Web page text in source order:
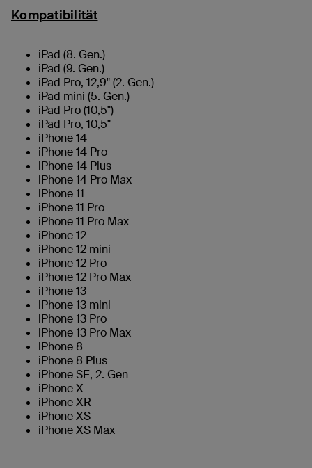
Kompatibilität
iPad (8. Gen.)
iPad (9. Gen.)
iPad Pro, 12,9" (2. Gen.)
iPad mini (5. Gen.)
iPad Pro (10,5")
iPad Pro, 10,5"
iPhone 14
iPhone 14 Pro
iPhone 14 Plus
iPhone 14 Pro Max
iPhone 11
iPhone 11 Pro
iPhone 11 Pro Max
iPhone 12
iPhone 12 mini
iPhone 12 Pro
iPhone 12 Pro Max
iPhone 13
iPhone 13 mini
iPhone 13 Pro
iPhone 13 Pro Max
iPhone 8
iPhone 8 Plus
iPhone SE, 2. Gen
iPhone X
iPhone XR
iPhone XS
iPhone XS Max